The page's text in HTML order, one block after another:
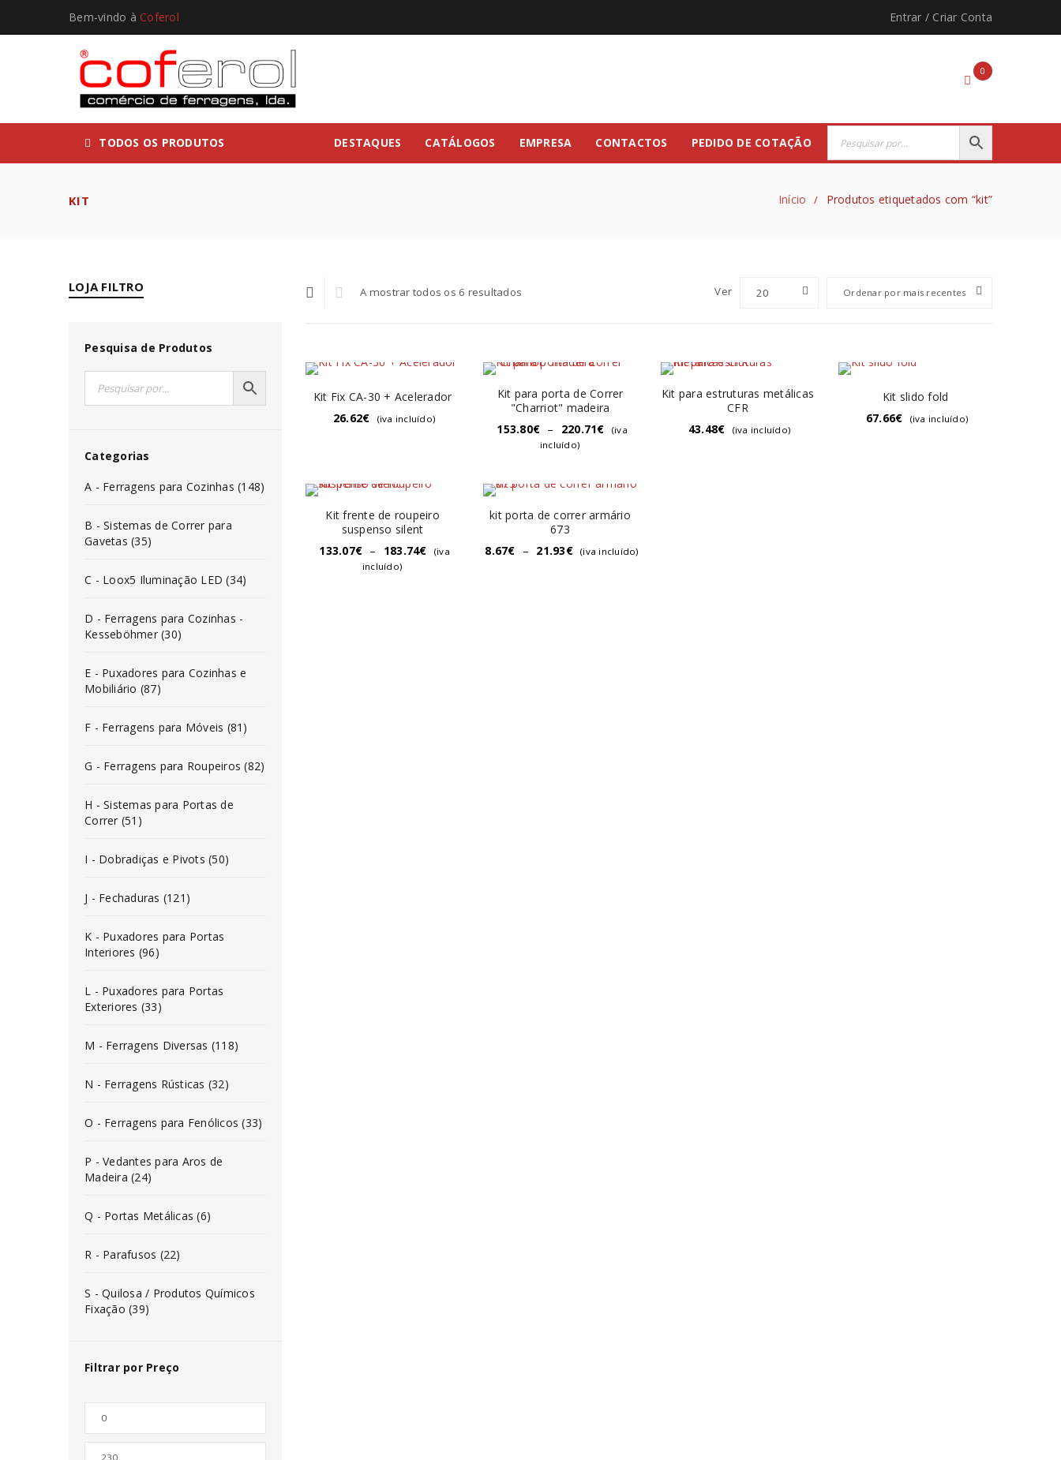
Bem-vindo à Coferol Entrar / Criar Conta
0
TODOS OS PRODUTOS DESTAQUES CATÁLOGOS EMPRESA CONTACTOS PEDIDO DE COTAÇÃO
KIT Início / Produtos etiquetados com “kit”
LOJA FILTRO
Pesquisa de Produtos
Categorias
A - Ferragens para Cozinhas (148)
B - Sistemas de Correr para
Gavetas (35)
C - Loox5 Iluminação LED (34)
D - Ferragens para Cozinhas -
Kesseböhmer (30)
E - Puxadores para Cozinhas e
Mobiliário (87)
F - Ferragens para Móveis (81)
G - Ferragens para Roupeiros (82)
H - Sistemas para Portas de
Correr (51)
I - Dobradiças e Pivots (50)
J - Fechaduras (121)
K - Puxadores para Portas
Interiores (96)
L - Puxadores para Portas
Exteriores (33)
M - Ferragens Diversas (118)
N - Ferragens Rústicas (32)
O - Ferragens para Fenólicos (33)
P - Vedantes para Aros de
Madeira (24)
Q - Portas Metálicas (6)
R - Parafusos (22)
S - Quilosa / Produtos Químicos
Fixação (39)
Filtrar por Preço
A mostrar todos os 6 resultados Ordenar por mais recentes
Ver 20
Kit Fix CA-30 + Acelerador
26.62€ (iva incluído)
Kit para porta de Correr
"Charriot" madeira
153.80€ – 220.71€
(iva
incluído)
Kit para estruturas metálicas
CFR
43.48€ (iva incluído)
Kit slido fold
67.66€ (iva incluído)
Kit frente de roupeiro
suspenso silent
133.07€ – 183.74€
(iva
incluído)
kit porta de correr armário
673
8.67€ – 21.93€ (iva incluído)